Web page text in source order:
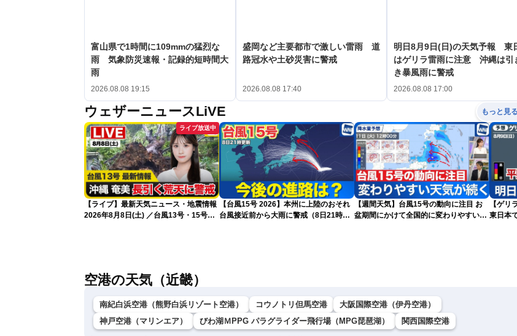
富山県で1時間に109mmの猛烈な
雨 気象防災速報・記録的短時間大
雨
2026.08.08 19:15
盛岡など主要都市で激しい雷雨 道
路冠水や土砂災害に警戒
2026.08.08 17:40
明日8月9日(日)の天気予報 東
はゲリラ雷雨に注意 沖縄は引
き暴風雨に警戒
2026.08.08 17:00
ウェザーニュースLiVE もっと見る
ライブ放送中
【ライブ】最新天気ニュース・地震情報
2026年8月8日(土) ／台風13号・15号
【台風15号 2026】本州に上陸のおそれ
台風接近前から大雨に警戒（8日21時更
【週間天気】台風15号の動向に注目 お
盆期間にかけて全国的に変わりやすい天
【ゲリ
東日本
空港の天気（近畿）
南紀白浜空港（熊野白浜リゾート空港） コウノトリ但馬空港
大阪国際空港（伊丹空港）
神戸空港（マリンエア）
びわ湖ＭPPG パラグライダー飛行場（MPG琵琶湖） 関西国際空港